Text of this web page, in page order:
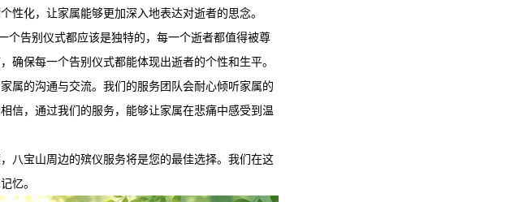
性化，让家属能够更加深入地表达对逝者的思念。
个告别仪式都应该是独特的，每一个逝者都值得被尊
确保每一个告别仪式都能体现出逝者的个性和生平。
属的沟通与交流。我们的服务团队会耐心倾听家属的
信，通过我们的服务，能够让家属在悲痛中感受到温
八宝山周边的殡仪服务将是您的最佳选择。我们在这
忆。